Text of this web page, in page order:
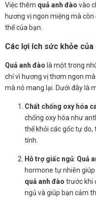
Việc thêm quả anh đào vào
hương vị ngon miệng mà
thể của bạn.
Các lợi ích sức khỏe của
Quả anh đào là một trong
chỉ vì hương vị thơm ngon
mà nó mang lại. Dưới đây là
Chất chống oxy hóa
chống oxy hóa như
thể khỏi các gốc tự
tính.
Hỗ trợ giấc ngủ: Quả
hormone tự nhiên
quả anh đào trước khi
ngủ và giúp bạn cảm